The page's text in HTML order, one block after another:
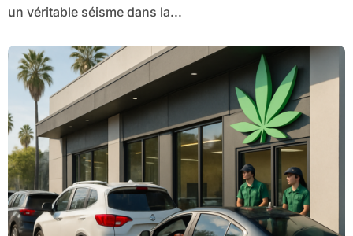
un véritable séisme dans la...